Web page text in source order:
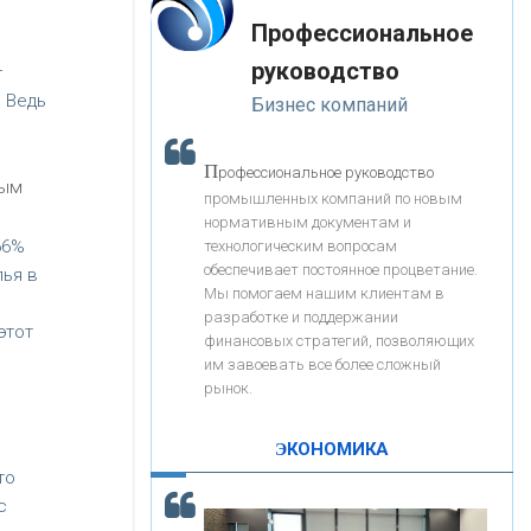
Ведь
в
«ЗАПСИБКОМБАНК»
«РОСЕВРОБАНК»
«ПРЕСС-СЛУЖБА ВТБ24»
«АВТОГРАДБАНК»
«ПРОМРЕГИОНБАНК»
ОНАС
КОНТАКТЫ
корость - один из главных трендов в
кредитовании бизнеса - «Интервью»
-- Лучшее, что можно сделать с хорошим советом, это
пропустить его мимо ушей. Он никогда не бывает
полезен никому, кроме того, кто его дал.
-- Люблю давать советы и очень не люблю, когда их
дают мне.
Профессиональное
руководство
Бизнес компаний
Профессиональное руководство
промышленных компаний по новым
нормативным документам и
технологическим вопросам
обеспечивает постоянное процветание.
Мы помогаем нашим клиентам в
разработке и поддержании
финансовых стратегий, позволяющих
им завоевать все более сложный
рынок.
ЭКОНОМИКА